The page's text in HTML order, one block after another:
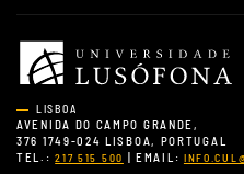
LISBOA
AVENIDA DO CAMPO GRANDE,
376 1749-024 LISBOA, PORTUGAL
TEL.:217 515 500 | EMAIL: